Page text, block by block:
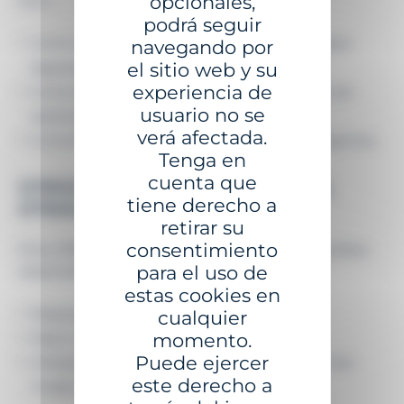
podrá seguir
navegando por
el sitio web y su
experiencia de
usuario no se
verá afectada.
Tenga en
cuenta que
tiene derecho a
retirar su
consentimiento
para el uso de
estas cookies en
cualquier
momento.
Puede ejercer
este derecho a
Como complemento esencial de las tecnologías
Como referencia visual fiable en caso de fallo de
sistemas electrónicos;
Como lenguaje universal para todos los navegantes.
OTROS VERTIDOS DE PETRÓLEO,
OTRAS LECCIONES
Erika (1999) y Prestige (2002) reforzaron las medidas
adoptadas tras Exxon Valdez:
Respuesta más rápida ante emergencias;
Mejor coordinación internacional;
Infraestructuras de vigilancia y señalización más
modernas y resilientes.